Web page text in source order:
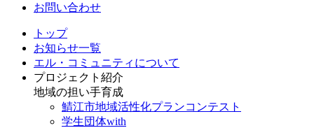
お問い合わせ
トップ
お知らせ一覧
エル・コミュニティについて
プロジェクト紹介
地域の担い手育成
鯖江市地域活性化プランコンテスト
学生団体with